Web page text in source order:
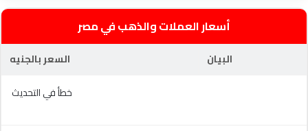
أسعار العملات والذهب في مصر
البيان
السعر بالجنيه
خطأ في التحديث